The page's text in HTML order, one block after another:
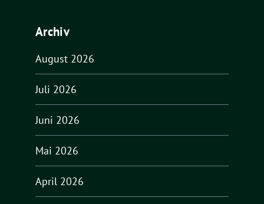
Archiv
August 2026
Juli 2026
Juni 2026
Mai 2026
April 2026